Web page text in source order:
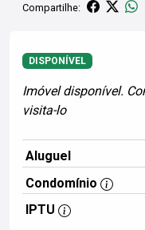
Compartilhe:
DISPONÍVEL
Imóvel disponível.
visita-lo
Aluguel
Condomínio
IPTU